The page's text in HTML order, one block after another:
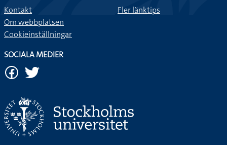
Kontakt
Om webbplatsen
Cookieinställningar
Fler länktips
SOCIALA MEDIER